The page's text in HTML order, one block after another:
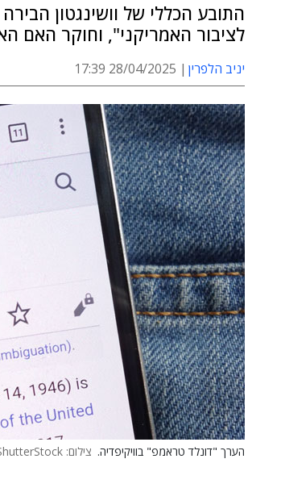
התובע הכללי של וושינגטון
לציבור האמריקני", וחוקר האם
יניב הלפרין 28/04/2025 17:39
הערך "דונלד טראמפ" בוויקיפדיה. צילום: ShutterStock